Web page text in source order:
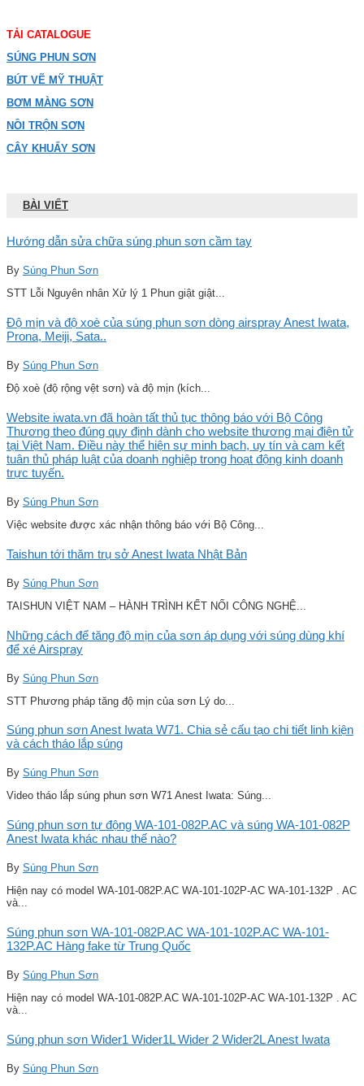
TẢI CATALOGUE
SÚNG PHUN SƠN
BÚT VẼ MỸ THUẬT
BƠM MÀNG SƠN
NỒI TRỘN SƠN
CÂY KHUẤY SƠN
BÀI VIẾT
Hướng dẫn sửa chữa súng phun sơn cầm tay
By Súng Phun Sơn
STT Lỗi Nguyên nhân Xử lý 1 Phun giật giật...
Độ mịn và độ xoè của súng phun sơn dòng airspray Anest Iwata,
Prona, Meiji, Sata..
By Súng Phun Sơn
Độ xoè (độ rộng vệt sơn) và độ mịn (kích...
Website iwata.vn đã hoàn tất thủ tục thông báo với Bộ Công
Thương theo đúng quy định dành cho website thương mại điện tử
tại Việt Nam. Điều này thể hiện sự minh bạch, uy tín và cam kết
tuân thủ pháp luật của doanh nghiệp trong hoạt động kinh doanh
trực tuyến.
By Súng Phun Sơn
Việc website được xác nhận thông báo với Bộ Công...
Taishun tới thăm trụ sở Anest Iwata Nhật Bản
By Súng Phun Sơn
TAISHUN VIỆT NAM – HÀNH TRÌNH KẾT NỐI CÔNG NGHỆ...
Những cách để tăng độ mịn của sơn áp dụng với súng dùng khí
để xé Airspray
By Súng Phun Sơn
STT Phương pháp tăng độ mịn của sơn Lý do...
Súng phun sơn Anest Iwata W71. Chia sẻ cấu tạo chi tiết linh kiện
và cách tháo lắp súng
By Súng Phun Sơn
Video tháo lắp súng phun sơn W71 Anest Iwata: Súng...
Súng phun sơn tự động WA-101-082P.AC và súng WA-101-082P
Anest Iwata khác nhau thế nào?
By Súng Phun Sơn
Hiện nay có model WA-101-082P.AC WA-101-102P-AC WA-101-132P . AC
và...
Súng phun sơn WA-101-082P.AC WA-101-102P.AC WA-101-
132P.AC Hàng fake từ Trung Quốc
By Súng Phun Sơn
Hiện nay có model WA-101-082P.AC WA-101-102P-AC WA-101-132P . AC
và...
Súng phun sơn Wider1 Wider1L Wider 2 Wider2L Anest Iwata
By Súng Phun Sơn